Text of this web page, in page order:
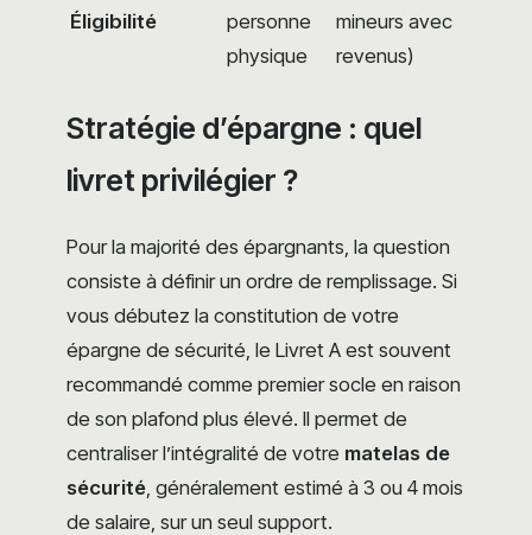
Éligibilité
personne
physique
mineurs avec
revenus)
Stratégie d’épargne : quel
livret privilégier ?
Pour la majorité des épargnants, la question
consiste à définir un ordre de remplissage. Si
vous débutez la constitution de votre
épargne de sécurité, le Livret A est souvent
recommandé comme premier socle en raison
de son plafond plus élevé. Il permet de
centraliser l’intégralité de votre matelas de
sécurité , généralement estimé à 3 ou 4 mois
de salaire, sur un seul support.